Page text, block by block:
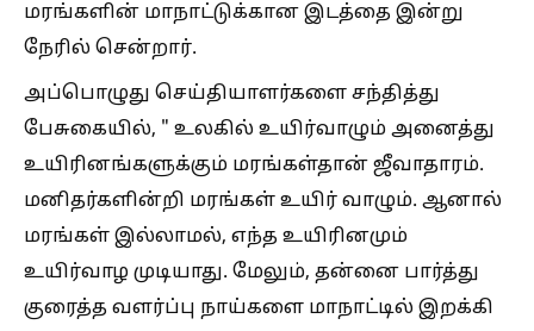
மரங்களின் மாநாட்டுக்கான இடத்தை இன்று
நேரில் சென்றார்.
அப்பொழுது செய்தியாளர்களை சந்தித்து
பேசுகையில், " உலகில் உயிர்வாழும் அனைத்து
உயிரினங்களுக்கும் மரங்கள்தான் ஜீவாதாரம்.
மனிதர்களின்றி மரங்கள் உயிர் வாழும். ஆனால்
மரங்கள் இல்லாமல், எந்த உயிரினமும்
உயிர்வாழ முடியாது. மேலும், தன்னை பார்த்து
குரைத்த வளர்ப்பு நாய்களை மாநாட்டில் இறக்கி